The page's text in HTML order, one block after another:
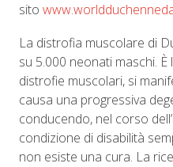
sito
La distrofia muscolare di
su 5.000 neonati maschi.
distrofie muscolari, si
causa una progressiva
conducendo, nel corso
condizione di disabilità
non esiste una cura. La